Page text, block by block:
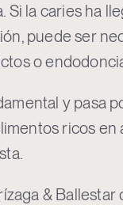
Si la caries ha
puede ser
o
y pasa
ricos en
&